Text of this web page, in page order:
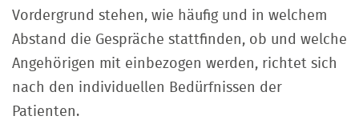
Vordergrund stehen, wie häufig und in welchem
Abstand die Gespräche stattfinden, ob und welche
Angehörigen mit einbezogen werden, richtet sich
nach den individuellen Bedürfnissen der
Patienten.